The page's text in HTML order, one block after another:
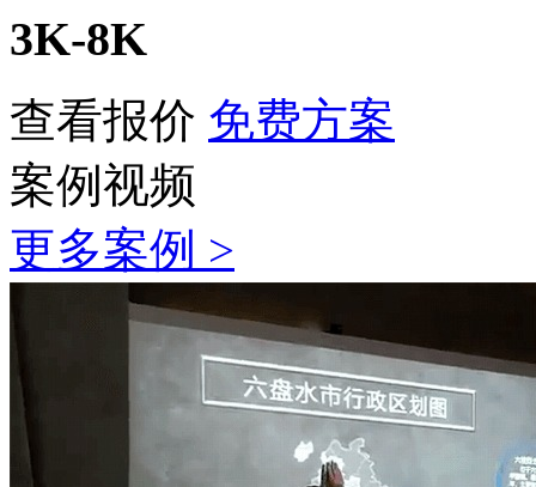
3K-8K
查看报价 免费方案
案例视频
更多案例 >